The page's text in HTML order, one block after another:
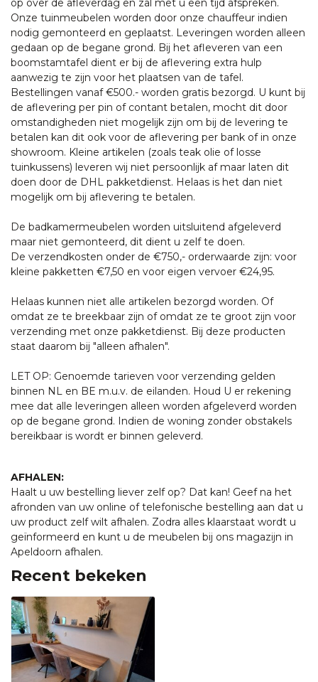
Onze tuinmeubelen worden door onze chauffeur indien
nodig gemonteerd en geplaatst. Leveringen worden alleen
gedaan op de begane grond. Bij het afleveren van een
boomstamtafel dient er bij de aflevering extra hulp
aanwezig te zijn voor het plaatsen van de tafel.
Bestellingen vanaf €500.- worden gratis bezorgd. U kunt bij
de aflevering per pin of contant betalen, mocht dit door
omstandigheden niet mogelijk zijn om bij de levering te
betalen kan dit ook voor de aflevering per bank of in onze
showroom. Kleine artikelen (zoals teak olie of losse
tuinkussens) leveren wij niet persoonlijk af maar laten dit
doen door de DHL pakketdienst. Helaas is het dan niet
mogelijk om bij aflevering te betalen.
De badkamermeubelen worden uitsluitend afgeleverd
maar niet gemonteerd, dit dient u zelf te doen.
De verzendkosten onder de €750,- orderwaarde zijn: voor
kleine pakketten €7,50 en voor eigen vervoer €24,95.
Helaas kunnen niet alle artikelen bezorgd worden. Of
omdat ze te breekbaar zijn of omdat ze te groot zijn voor
verzending met onze pakketdienst. Bij deze producten
staat daarom bij "alleen afhalen".
LET OP: Genoemde tarieven voor verzending gelden
binnen NL en BE m.u.v. de eilanden. Houd U er rekening
mee dat alle leveringen alleen worden afgeleverd worden
op de begane grond. Indien de woning zonder obstakels
bereikbaar is wordt er binnen geleverd.
AFHALEN:
Haalt u uw bestelling liever zelf op? Dat kan! Geef na het
afronden van uw online of telefonische bestelling aan dat u
uw product zelf wilt afhalen. Zodra alles klaarstaat wordt u
geïnformeerd en kunt u de meubelen bij ons magazijn in
Apeldoorn afhalen.
Recent bekeken